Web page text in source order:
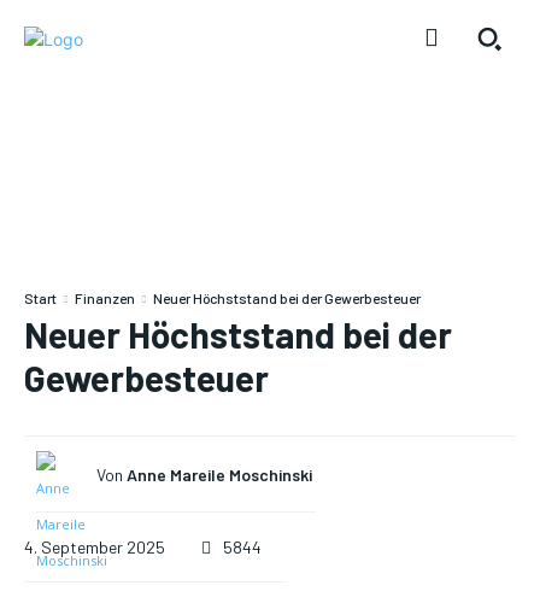
Start Finanzen Neuer Höchststand bei der Gewerbesteuer
Neuer Höchststand bei der
Gewerbesteuer
Von Anne Mareile Moschinski
4. September 2025 5844